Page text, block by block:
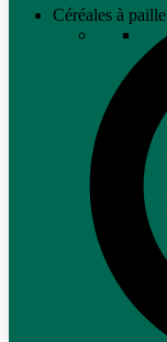
Céréales à paille